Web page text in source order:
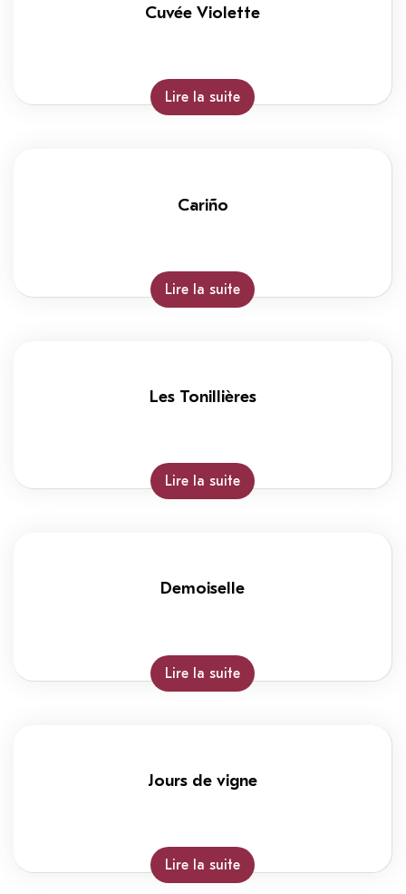
Cuvée Violette
Lire la suite
Cariño
Lire la suite
Les Tonillières
Lire la suite
Demoiselle
Lire la suite
Jours de vigne
Lire la suite